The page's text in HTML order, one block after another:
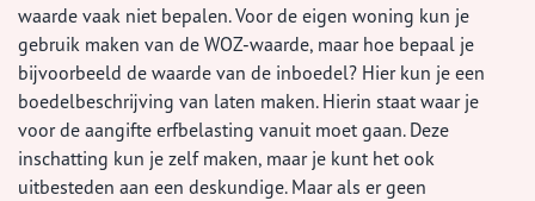
waarde vaak niet bepalen. Voor de eigen woning kun je
gebruik maken van de WOZ-waarde, maar hoe bepaal je
bijvoorbeeld de waarde van de inboedel? Hier kun je een
boedelbeschrijving van laten maken. Hierin staat waar je
voor de aangifte erfbelasting vanuit moet gaan. Deze
inschatting kun je zelf maken, maar je kunt het ook
uitbesteden aan een deskundige. Maar als er geen